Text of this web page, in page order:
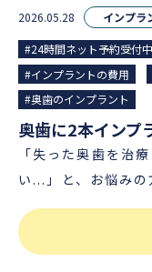
る方にとって大きなメリ
ラントであれば食
くため顎の骨の減
入れ歯などでよく
がる状態を避ける
を保ちたい」とい
すすめです。 40代でインプラント治療するデメリッ
は、主に下記2つが挙げられま
適用外の自由診療（治療費が
も咬みやすくなり
を安心して食べられる
２）仕上がりが自然で美しい 天然歯
を持つセラミック
で、美しく自然な
ても、治療したことが
３）入れ歯と比べて違和感が
れ歯とは異なり固
ん。また、入れ歯
装置の間にはさま
インプラント治療
を失っているケー
療にかかる費用や
ができます。 加えて、オールオン４は骨の厚みのある部
分を選んでインプ
の移植等も必要あ
る）方も骨移植に
抑えることができるのです。 オールオ
注意点などについ
本的に初診料や検
せんが、インプラ
物）は本数によって費用が
1.5万円～6万円 インプラントの埋入手術費用(インプラ
ント3本分の値段) 30万円～180万円 上部構造の費用(イ
ンプラント3本分の値段) 15万円～60万円
るインプラントの
経験などによって
変動することがあります。 ︎別途オプショ
ることも そのほか、睡眠無痛インプラント治療（静脈内
2026.05.28 インプラ
#24時間ネット予約受付中
#インプラントの費用
#奥歯のインプラント
「失った奥歯を治
い...」と、お悩みの方も
の記事では、イン
かかる費用相場や
ンプラント以外の